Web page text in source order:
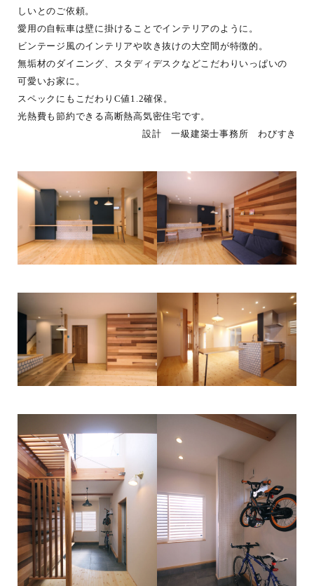
しいとのご依頼。
愛用の自転車は壁に掛けることでインテリアのように。
ビンテージ風のインテリアや吹き抜けの大空間が特徴的。
無垢材のダイニング、スタディデスクなどこだわりいっぱいの
可愛いお家に。
スペックにもこだわりC値1.2確保。
光熱費も節約できる高断熱高気密住宅です。
設計 一級建築士事務所 わびすき